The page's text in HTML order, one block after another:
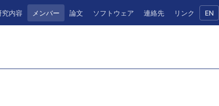
究内容 メンバー 論文 ソフトウェア 連絡先 リンク EN